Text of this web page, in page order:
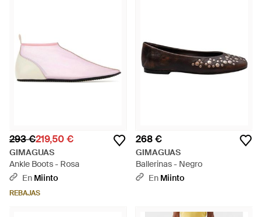
293 €219,50 €
GIMAGUAS
Ankle Boots - Rosa
En Miinto
REBAJAS
268 €
GIMAGUAS
Ballerinas - Negro
En Miinto